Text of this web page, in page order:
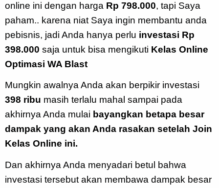
online ini dengan harga Rp 798.000, tapi Saya
paham.. karena niat Saya ingin membantu anda
pebisnis, jadi Anda hanya perlu investasi Rp
398.000 saja untuk bisa mengikuti Kelas Online
Optimasi WA Blast
Mungkin awalnya Anda akan berpikir investasi
398 ribu masih terlalu mahal sampai pada
akhirnya Anda mulai bayangkan betapa besar
dampak yang akan Anda rasakan setelah Join
Kelas Online ini.
Dan akhirnya Anda menyadari betul bahwa
investasi tersebut akan membawa dampak besar